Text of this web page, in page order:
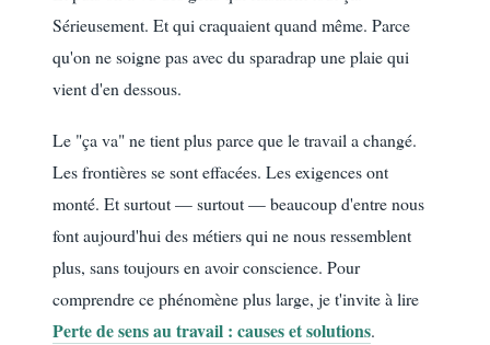
Sérieusement. Et qui craquaient quand même. Parce
qu'on ne soigne pas avec du sparadrap une plaie qui
vient d'en dessous.
Le "ça va" ne tient plus parce que le travail a changé.
Les frontières se sont effacées. Les exigences ont
monté. Et surtout — surtout — beaucoup d'entre nous
font aujourd'hui des métiers qui ne nous ressemblent
plus, sans toujours en avoir conscience. Pour
comprendre ce phénomène plus large, je t'invite à lire
Perte de sens au travail : causes et solutions.